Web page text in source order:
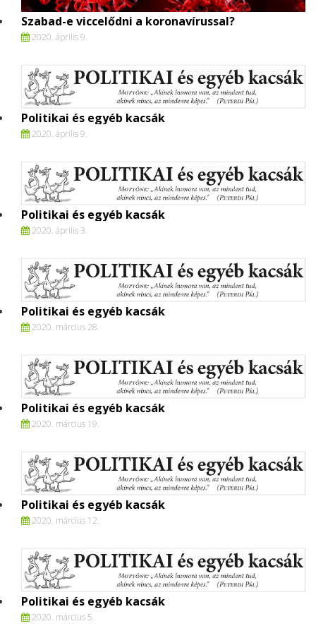
Szabad-e viccelődni a koronavírussal?
2020. április 9.
Politikai és egyéb kacsák
2020. április 9.
Politikai és egyéb kacsák
2020. április 3.
Politikai és egyéb kacsák
2020. március 28.
Politikai és egyéb kacsák
2020. március 19.
Politikai és egyéb kacsák
2020. március 12.
Politikai és egyéb kacsák
2020. március 5.